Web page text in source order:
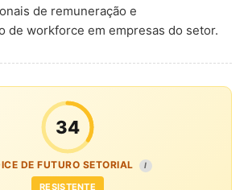
de remuneração e
de workforce em empresas do setor.
34
DE FUTURO SETORIAL I
RESISTENTE